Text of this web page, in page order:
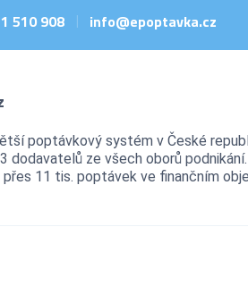
510 908 | info@epoptavka.cz
poptávkový systém v České
dodavatelů ze všech oborů podnikání.
11 tis. poptávek ve finančním